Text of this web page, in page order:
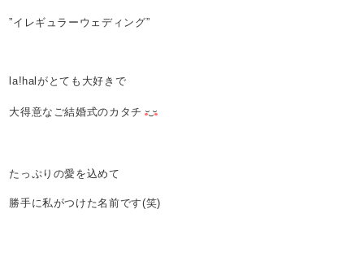
”イレギュラーウェディング”
la!halがとても大好きで
大得意なご結婚式のカタチ
たっぷりの愛を込めて
勝手に私がつけた名前です(笑)